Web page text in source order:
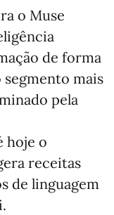
o Muse
de forma
mais
pela
hoje o
receitas
de linguagem